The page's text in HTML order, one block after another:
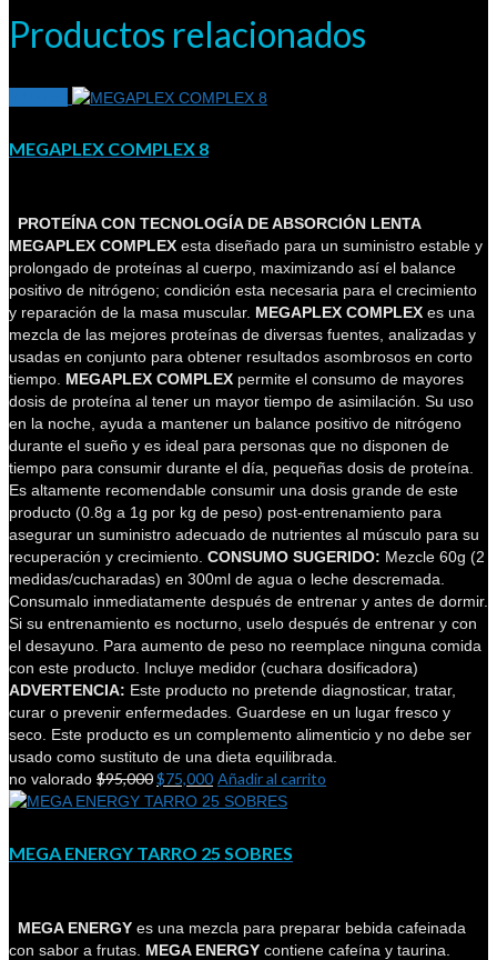
Productos relacionados
MEGAPLEX COMPLEX 8
PROTEÍNA CON TECNOLOGÍA DE ABSORCIÓN LENTA
MEGAPLEX COMPLEX esta diseñado para un suministro estable y
prolongado de proteínas al cuerpo, maximizando así el balance
positivo de nitrógeno; condición esta necesaria para el crecimiento
y reparación de la masa muscular. MEGAPLEX COMPLEX es una
mezcla de las mejores proteínas de diversas fuentes, analizadas y
usadas en conjunto para obtener resultados asombrosos en corto
tiempo. MEGAPLEX COMPLEX permite el consumo de mayores
dosis de proteína al tener un mayor tiempo de asimilación. Su uso
en la noche, ayuda a mantener un balance positivo de nitrógeno
durante el sueño y es ideal para personas que no disponen de
tiempo para consumir durante el día, pequeñas dosis de proteína.
Es altamente recomendable consumir una dosis grande de este
producto (0.8g a 1g por kg de peso) post-entrenamiento para
asegurar un suministro adecuado de nutrientes al músculo para su
recuperación y crecimiento. CONSUMO SUGERIDO: Mezcle 60g (2
medidas/cucharadas) en 300ml de agua o leche descremada.
Consumalo inmediatamente después de entrenar y antes de dormir.
Si su entrenamiento es nocturno, uselo después de entrenar y con
el desayuno. Para aumento de peso no reemplace ninguna comida
con este producto. Incluye medidor (cuchara dosificadora)
ADVERTENCIA: Este producto no pretende diagnosticar, tratar,
curar o prevenir enfermedades. Guardese en un lugar fresco y
seco. Este producto es un complemento alimenticio y no debe ser
usado como sustituto de una dieta equilibrada.
no valorado $95,000$75,000 Añadir al carrito
MEGA ENERGY TARRO 25 SOBRES
MEGA ENERGY es una mezcla para preparar bebida cafeinada
con sabor a frutas. MEGA ENERGY contiene cafeína y taurina.